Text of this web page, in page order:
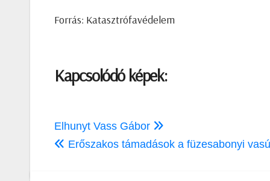
Forrás: Katasztrófavédelem
Kapcsolódó képek:
Bejegyzés
navigáció
Elhunyt Vass Gábor
Erőszakos támadások a füzesabonyi